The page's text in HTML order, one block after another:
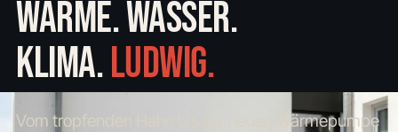
WÄRME. WASSER.
KLIMA.LUDWIG.
Vom tropfenden Hahn bis zur neuen Wärmepumpe